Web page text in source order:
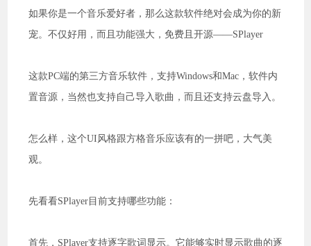
如果你是一个音乐爱好者，那么这款软件绝对会成为你的新
宠。不仅好用，而且功能强大，免费且开源——SPlayer
这款PC端的第三方音乐软件，支持Windows和Mac，软件内
置音源，当然也支持自己导入歌曲，而且还支持云盘导入。
怎么样，这个UI风格跟方格音乐应该有的一拼吧，大气美
观。
先看看SPlayer目前支持哪些功能：
首先，SPlayer支持逐字歌词显示。它能够实时显示歌曲的逐